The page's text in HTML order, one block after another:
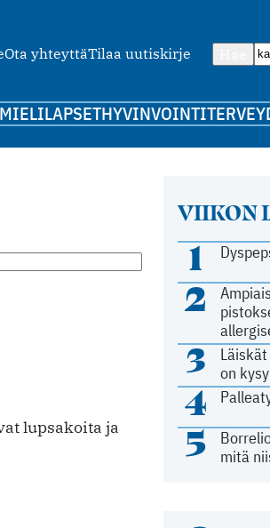
Ota yhteyttäTilaa uutiskirje
MIELILAPSETHYVINVOINTI
lupsakoita ja
VIIKON
1
2
3
on
4
5
mitä